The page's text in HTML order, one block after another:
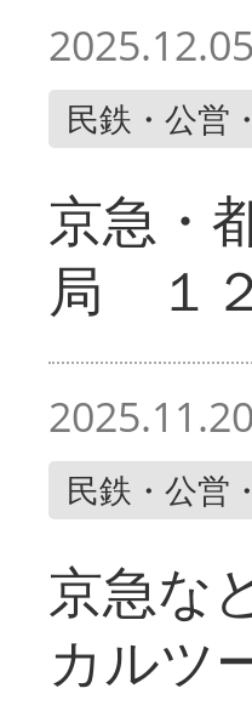
2025.12.05
民鉄・公営
京急・
局 １
2025.11.20
民鉄・公営
京急な
カルツ